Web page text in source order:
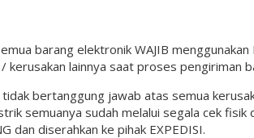
barang elektronik WAJIB
/ kerusakan lainnya saat proses pengiriman
tidak bertanggung jawab atas semua
semuanya sudah melalui segala cek
dan diserahkan ke pihak EXPEDISI.